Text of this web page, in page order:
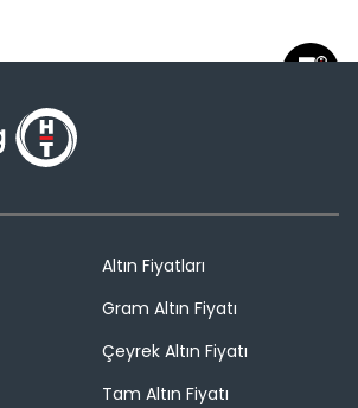
Altın Fiyatları
Gram Altın Fiyatı
Çeyrek Altın Fiyatı
Tam Altın Fiyatı